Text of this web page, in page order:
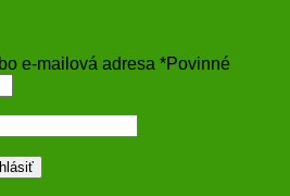
e-mailová adresa *Povinné